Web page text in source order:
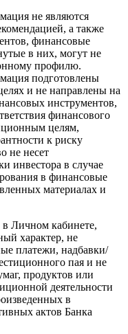
не являются
а также
финансовые
в них, могут не
профилю.
подготовлены
и не направлены на
инструментов,
финансового
целям,
к риску
не несет
инвестора в случае
в финансовые
материалах и
в Личном кабинете,
характер, не
платежи, надбавки/
пая и не
продуктов или
деятельности
в
актов Банка